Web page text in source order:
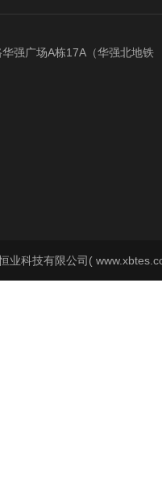
强广场A栋17A（华强北地铁
业科技有限公司(